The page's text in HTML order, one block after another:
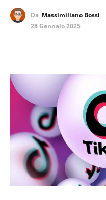
Da Massimiliano Bossi
28 Gennaio 2025